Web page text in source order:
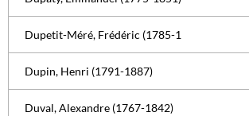
Dupetit-Méré, Frédéric (1785-1
Dupin, Henri (1791-1887)
Duval, Alexandre (1767-1842)